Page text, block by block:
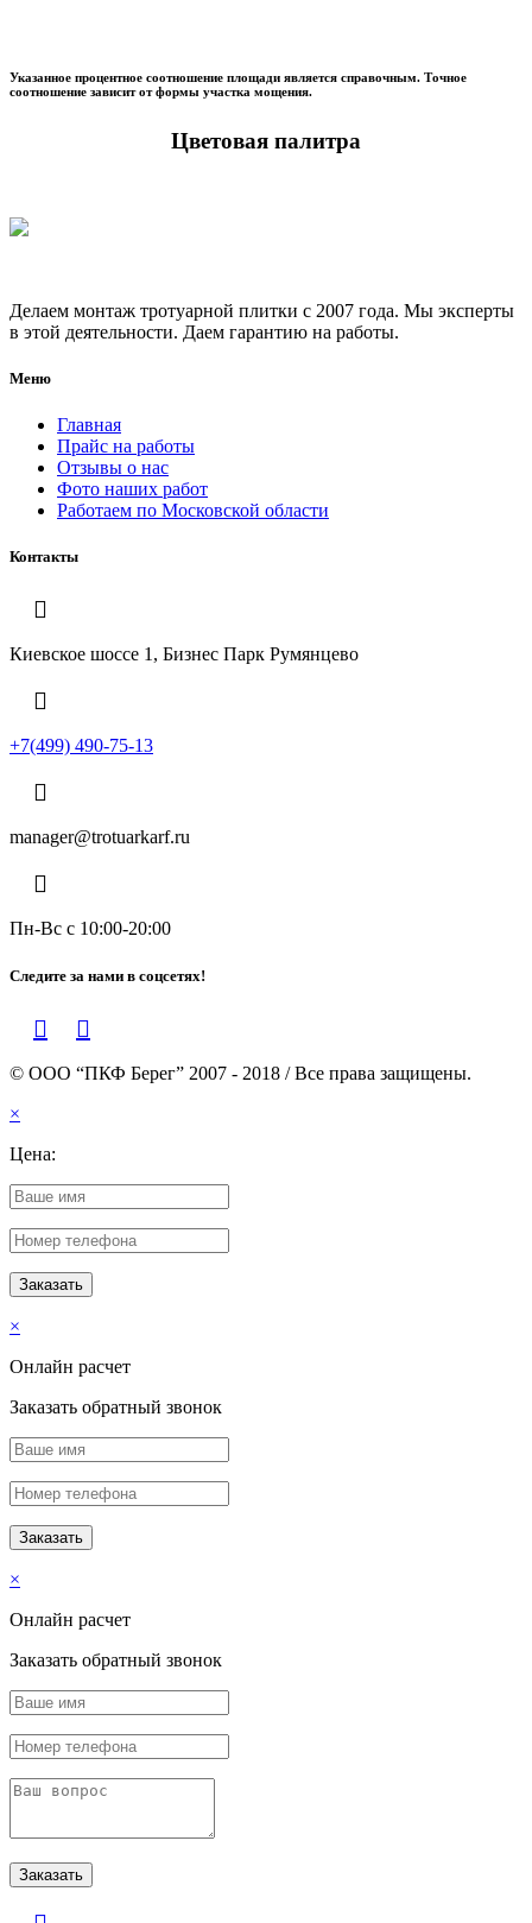
Указанное процентное соотношение площади является справочным. Точное
соотношение зависит от формы участка мощения.
Цветовая палитра
Делаем монтаж тротуарной плитки с 2007 года. Мы эксперты
в этой деятельности. Даем гарантию на работы.
Меню
Главная
Прайс на работы
Отзывы о нас
Фото наших работ
Работаем по Московской области
Контакты
Киевское шоссе 1, Бизнес Парк Румянцево
+7(499) 490-75-13
manager@trotuarkarf.ru
Пн-Вс с 10:00-20:00
Следите за нами в соцсетях!
© ООО “ПКФ Берег” 2007 - 2018 / Все права защищены.
×
Цена:
×
Онлайн расчет
Заказать обратный звонок
×
Онлайн расчет
Заказать обратный звонок